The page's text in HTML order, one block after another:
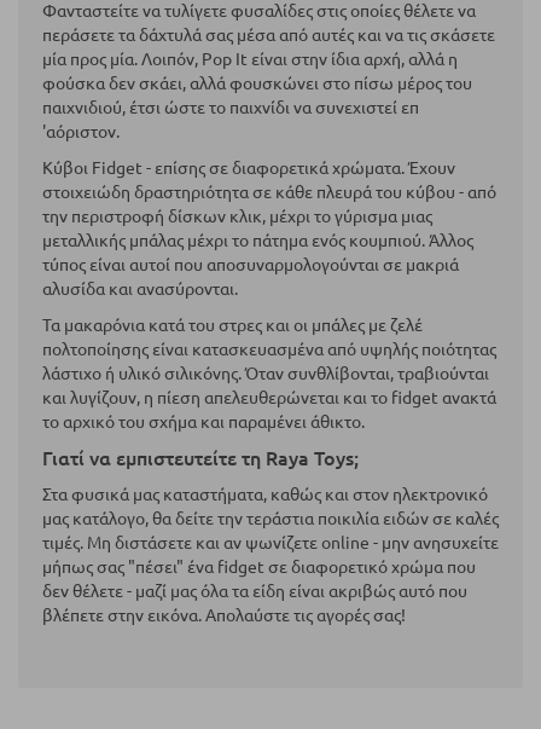
Φανταστείτε να τυλίγετε φυσαλίδες στις οποίες θέλετε να
περάσετε τα δάχτυλά σας μέσα από αυτές και να τις σκάσετε
μία προς μία. Λοιπόν, Pop It είναι στην ίδια αρχή, αλλά η
φούσκα δεν σκάει, αλλά φουσκώνει στο πίσω μέρος του
παιχνιδιού, έτσι ώστε το παιχνίδι να συνεχιστεί επ
'αόριστον.
Κύβοι Fidget - επίσης σε διαφορετικά χρώματα. Έχουν
στοιχειώδη δραστηριότητα σε κάθε πλευρά του κύβου - από
την περιστροφή δίσκων κλικ, μέχρι το γύρισμα μιας
μεταλλικής μπάλας μέχρι το πάτημα ενός κουμπιού. Άλλος
τύπος είναι αυτοί που αποσυναρμολογούνται σε μακριά
αλυσίδα και ανασύρονται.
Τα μακαρόνια κατά του στρες και οι μπάλες με ζελέ
πολτοποίησης είναι κατασκευασμένα από υψηλής ποιότητας
λάστιχο ή υλικό σιλικόνης. Όταν συνθλίβονται, τραβιούνται
και λυγίζουν, η πίεση απελευθερώνεται και το fidget ανακτά
το αρχικό του σχήμα και παραμένει άθικτο.
Γιατί να εμπιστευτείτε τη Raya Toys;
Στα φυσικά μας καταστήματα, καθώς και στον ηλεκτρονικό
μας κατάλογο, θα δείτε την τεράστια ποικιλία ειδών σε καλές
τιμές. Μη διστάσετε και αν ψωνίζετε online - μην ανησυχείτε
μήπως σας "πέσει" ένα fidget σε διαφορετικό χρώμα που
δεν θέλετε - μαζί μας όλα τα είδη είναι ακριβώς αυτό που
βλέπετε στην εικόνα. Απολαύστε τις αγορές σας!